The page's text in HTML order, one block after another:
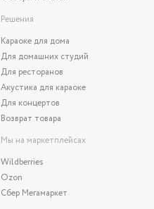
Решения
Караоке для дома
Для домашних студий
Для ресторанов
Акустика для караоке
Для концертов
Возврат товара
Мы на маркетплейсах
Wildberries
Ozon
Сбер Мегамаркет